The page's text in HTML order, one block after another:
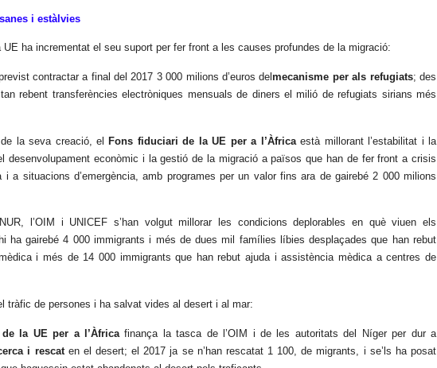
i estàlvies
ha incrementat el seu suport per fer front a les causes profundes de la migració:
contractar a final del 2017 3 000 milions d’euros delmecanisme per als refugiats; des
rebent transferències electròniques mensuals de diners el milió de refugiats sirians més
de la seva creació, elFons fiduciari de la UE per a l’Àfricaestà millorant l’estabilitat i la
desenvolupament econòmic i la gestió de la migració a països que han de fer front a crisis
i a situacions d’emergència, amb programes per un valor fins ara de gairebé 2 000 milions
l’OIM i UNICEF s’han volgut millorar les condicions deplorables en què viuen els
hi ha gairebé 4 000 immigrants i més de dues mil famílies líbies desplaçades que han rebut
i més de 14 000 immigrants que han rebut ajuda i assistència mèdica a centres de
tràfic de persones i ha salvat vides al desert i al mar:
la UE per a l’Àfrica finança la tasca de l’OIM i de les autoritats del Níger per dur a
i rescaten el desert; el 2017 ja se n’han rescatat 1 100, de migrants, i se’ls ha posat